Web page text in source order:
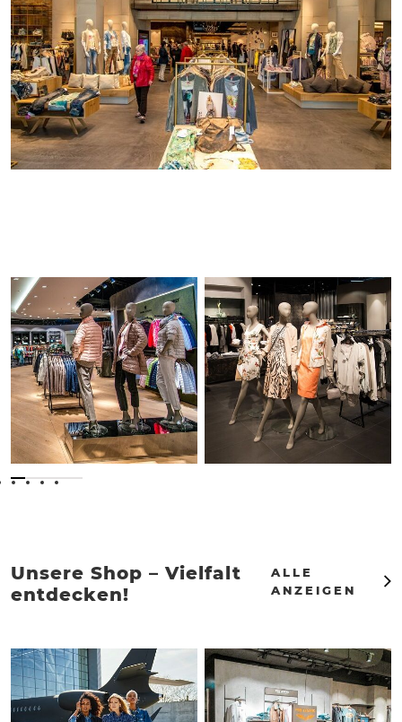
Unsere Shop – Vielfalt
entdecken!
ALLE
ANZEIGEN